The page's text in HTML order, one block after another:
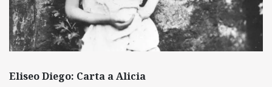
Eliseo Diego: Carta a Alicia